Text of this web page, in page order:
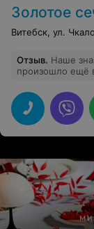
Золотое
Витебск, ул.
Отзыв. Наше
произошло ещё